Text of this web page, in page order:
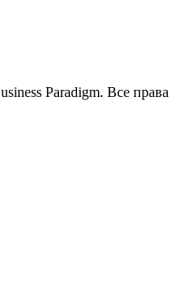
Paradigm. Все права